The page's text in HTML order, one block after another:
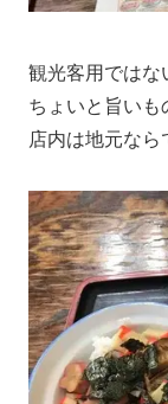
観光客用ではな
ちょいと旨いも
店内は地元なら